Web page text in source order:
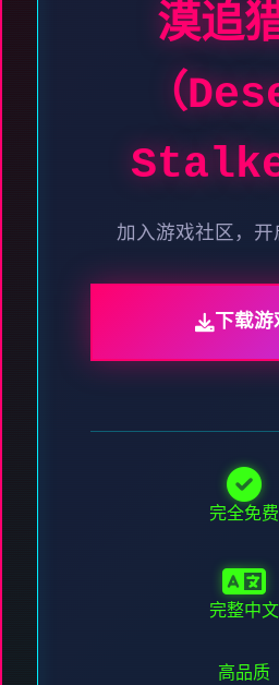
漠追
（
加入游戏社区，开
下载
完全免费
完整中文
高品质